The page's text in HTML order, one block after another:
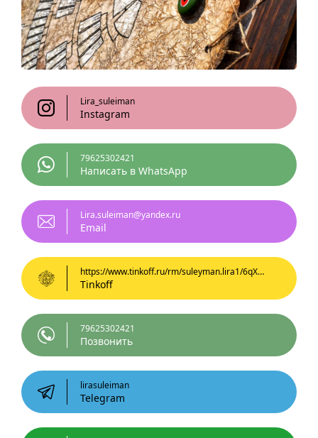
Lira_suleiman
Instagram
79625302421
Написать в WhatsApp
Lira.suleiman@yandex.ru
Email
https://www.tinkoff.ru/rm/suleyman.lira1/6qXiG12352
Tinkoff
79625302421
Позвонить
lirasuleiman
Telegram